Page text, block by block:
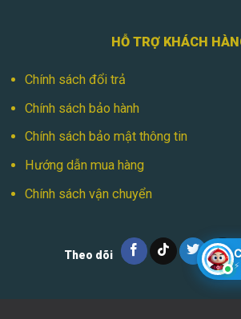
HỖ TRỢ KHÁCH
Chính sách đổi trả
Chính sách bảo hành
Chính sách bảo mật thông tin
Hướng dẫn mua hàng
Chính sách vận chuyển
Theo dõi